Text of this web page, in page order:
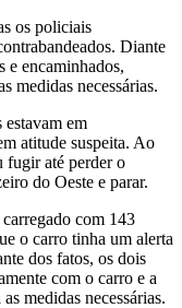
os policiais
Diante
e encaminhados,
medidas necessárias.
em
atitude suspeita. Ao
fugir até perder o
do Oeste e parar.
com 143
o carro tinha um alerta
dos fatos, os dois
com o carro e a
medidas necessárias.